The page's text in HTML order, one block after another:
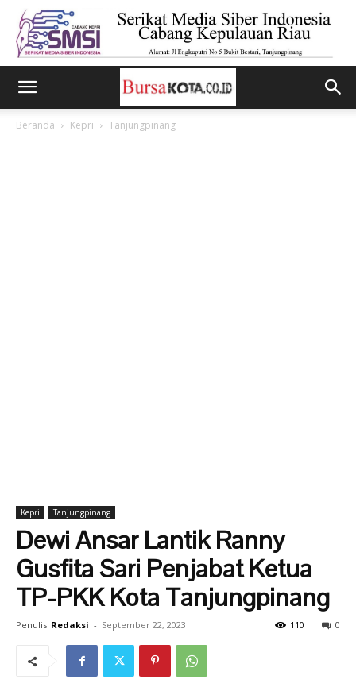
Beranda Kepri Tanjungpinang
Kepri Tanjungpinang
Dewi Ansar Lantik Ranny
Gusfita Sari Penjabat Ketua
TP-PKK Kota Tanjungpinang
Penulis Redaksi - September 22, 2023 0
110